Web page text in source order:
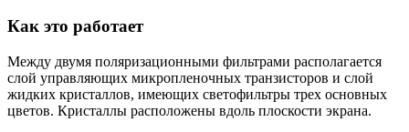
Как это работает
Между двумя поляризационными фильтрами располагается
слой управляющих микропленочных транзисторов и слой
жидких кристаллов, имеющих светофильтры трех основных
цветов. Кристаллы расположены вдоль плоскости экрана.